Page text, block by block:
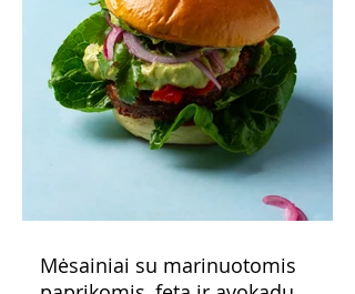
Mėsainiai su marinuotomis